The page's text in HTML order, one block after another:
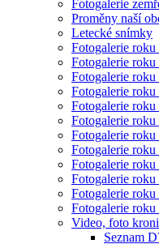
Fotogalerie
Proměny naší
Letecké snímky
Fotogalerie roku
Fotogalerie roku
Fotogalerie roku
Fotogalerie roku
Fotogalerie roku
Fotogalerie roku
Fotogalerie roku
Fotogalerie roku
Fotogalerie roku
Fotogalerie roku
Fotogalerie roku
Fotogalerie roku
Video, foto
Seznam